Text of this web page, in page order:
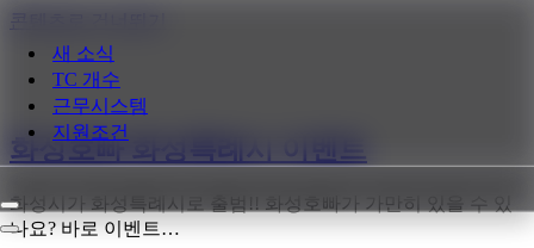
새 소식
TC 개수
근무시스템
지원조건
내
비
내
화성호빠 화성특례시 이벤트
화성시가 화성특례시로 출범!! 화성호빠가 가만히 있을 수 있
나요? 바로 이벤트…